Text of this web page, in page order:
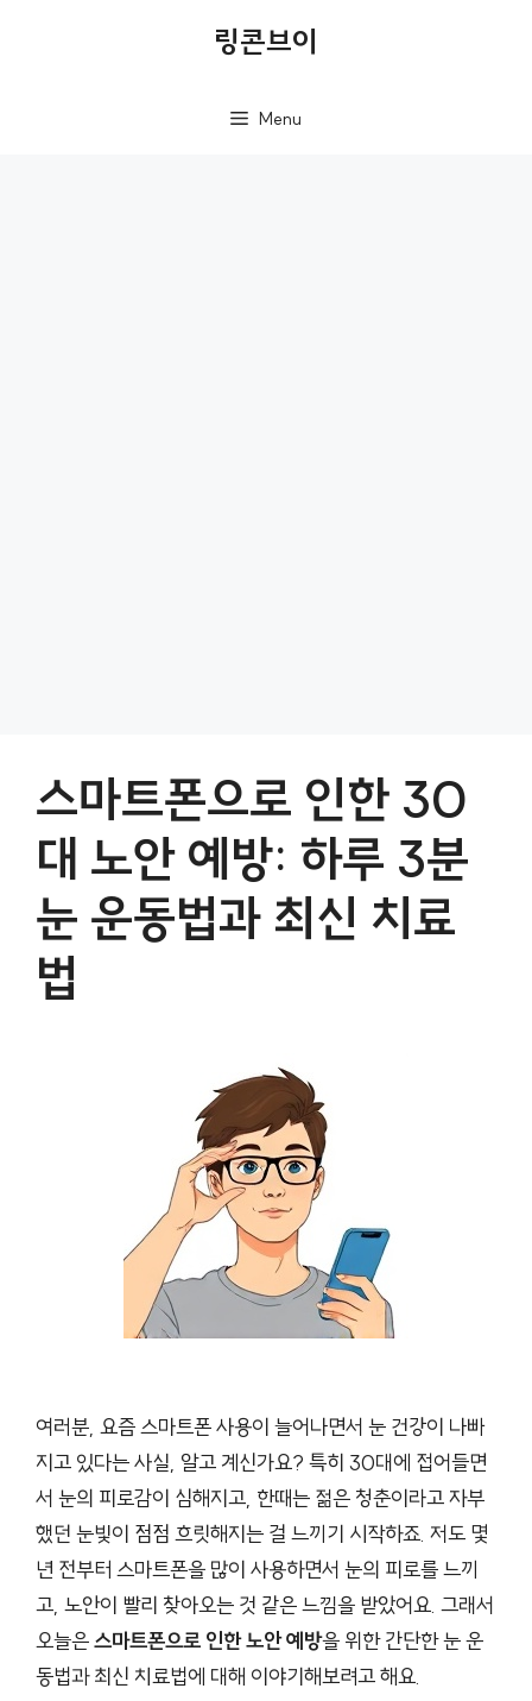
링콘브이
Menu
스마트폰으로 인한 30
대 노안 예방: 하루 3분
눈 운동법과 최신 치료
법
여러분, 요즘 스마트폰 사용이 늘어나면서 눈 건강이 나빠
지고 있다는 사실, 알고 계신가요? 특히 30대에 접어들면
서 눈의 피로감이 심해지고, 한때는 젊은 청춘이라고 자부
했던 눈빛이 점점 흐릿해지는 걸 느끼기 시작하죠. 저도 몇
년 전부터 스마트폰을 많이 사용하면서 눈의 피로를 느끼
고, 노안이 빨리 찾아오는 것 같은 느낌을 받았어요. 그래서
오늘은스마트폰으로 인한 노안 예방을 위한 간단한 눈 운
동법과 최신 치료법에 대해 이야기해보려고 해요.